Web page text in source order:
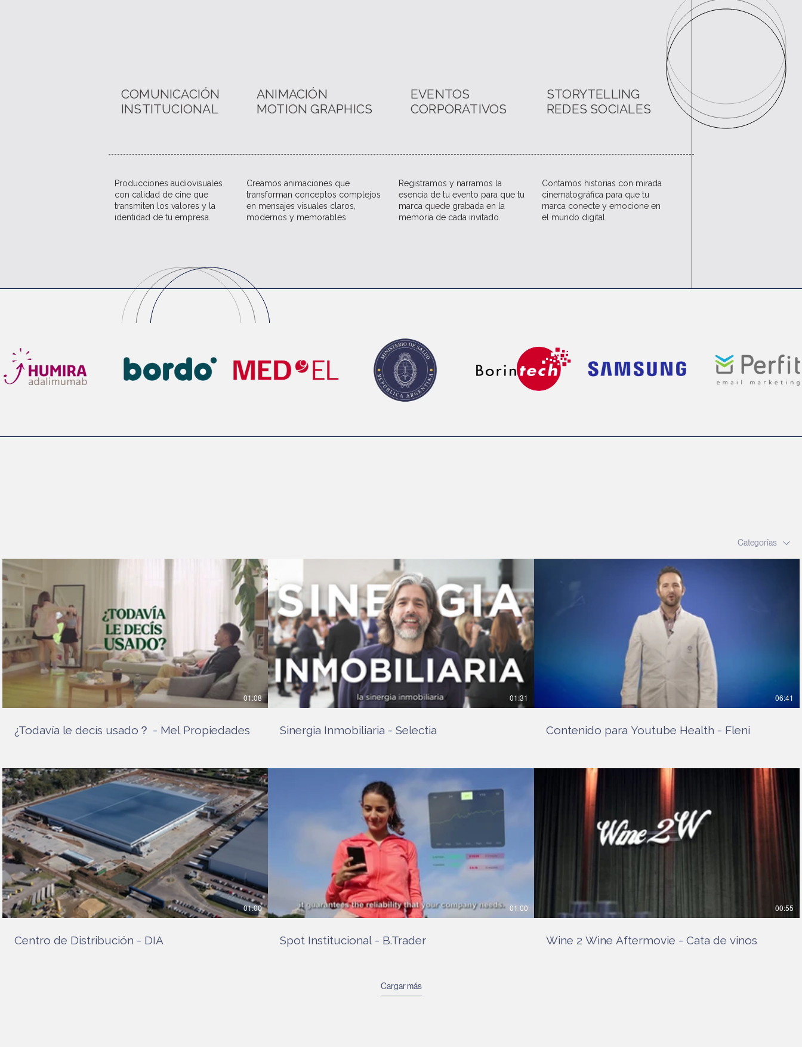
COMUNICACIÓN
INSTITUCIONAL
ANIMACIÓN
MOTION GRAPHICS
EVENTOS
CORPORATIVOS
STORYTELLING
REDES SOCIALES
Producciones audiovisuales
con calidad de cine que
transmiten los valores y la
identidad de tu empresa.
​Creamos animaciones que
transforman conceptos complejos
en mensajes visuales claros,
modernos y memorables.
Registramos y narramos la
esencia de tu evento para que tu
marca quede grabada en la
memoria de cada invitado.
Contamos historias con mirada
cinematográfica para que tu
marca conecte y emocione en
el mundo digital.
Categorías
01:08
¿Todavía le decís usado？ - Mel Propiedades
01:31
Sinergia Inmobiliaria - Selectia
06:41
Contenido para Youtube Health - Fleni
01:00
Centro de Distribución - DIA
01:00
Spot Institucional - B.Trader
00:55
Wine 2 Wine Aftermovie - Cata de vinos
Cargar más